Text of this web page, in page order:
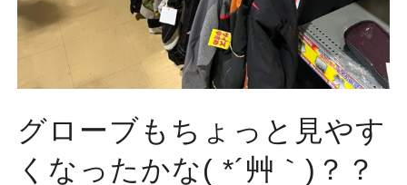
グローブもちょっと見やす
くなったかな( *´艸｀)？？